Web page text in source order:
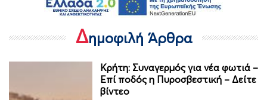
Δημοφιλή Άρθρα
Κρήτη: Συναγερμός για νέα φωτιά –
Επί ποδός η Πυροσβεστική – Δείτε
βίντεο